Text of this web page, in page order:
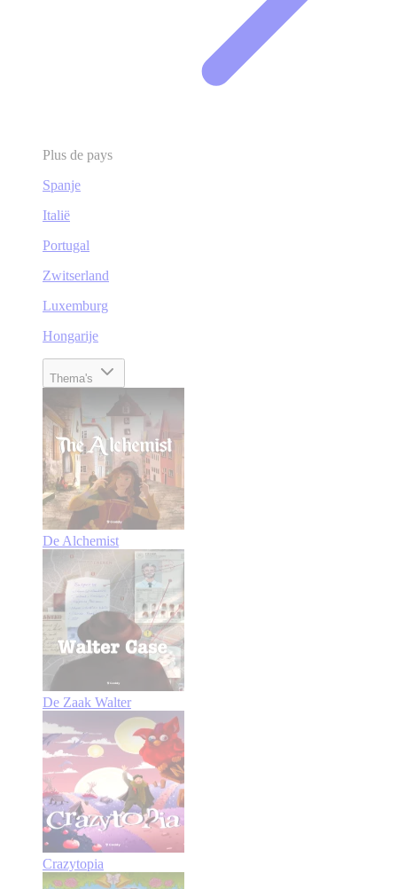
Plus de pays
Spanje
Italië
Portugal
Zwitserland
Luxemburg
Hongarije
Thema's
De Alchemist
De Zaak Walter
Crazytopia